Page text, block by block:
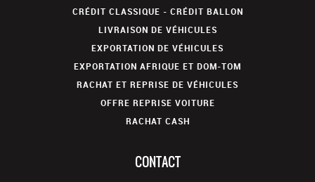
CRÉDIT CLASSIQUE - CRÉDIT BALLON
LIVRAISON DE VÉHICULES
EXPORTATION DE VÉHICULES
EXPORTATION AFRIQUE ET DOM-TOM
RACHAT ET REPRISE DE VÉHICULES
OFFRE REPRISE VOITURE
RACHAT CASH
CONTACT